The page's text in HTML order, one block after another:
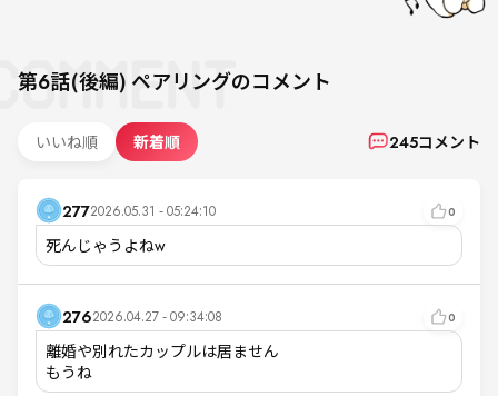
第6話(後編) ペアリングのコメント
いいね順 新着順 245コメント
2772026.05.31 - 05:24:10 0
死んじゃうよねw
2762026.04.27 - 09:34:08 0
離婚や別れたカップルは居ません
もうね